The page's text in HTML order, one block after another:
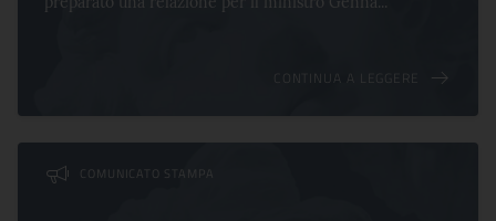
CONTINUA A LEGGERE
COMUNICATO STAMPA